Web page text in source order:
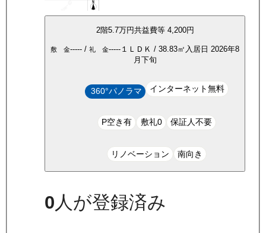
2階5.7万円共益費等 4,200円
敷 金----- / 礼 金----- １ＬＤＫ / 38.83㎡ 入居日 2026年8
月下旬
360°パノラマ インターネット無料
P空き有 敷礼0 保証人不要
リノベーション 南向き
0 人が登録済み